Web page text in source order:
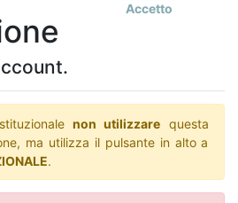
Accetto
non utilizzare questa
ma utilizza il pulsante in alto a
.